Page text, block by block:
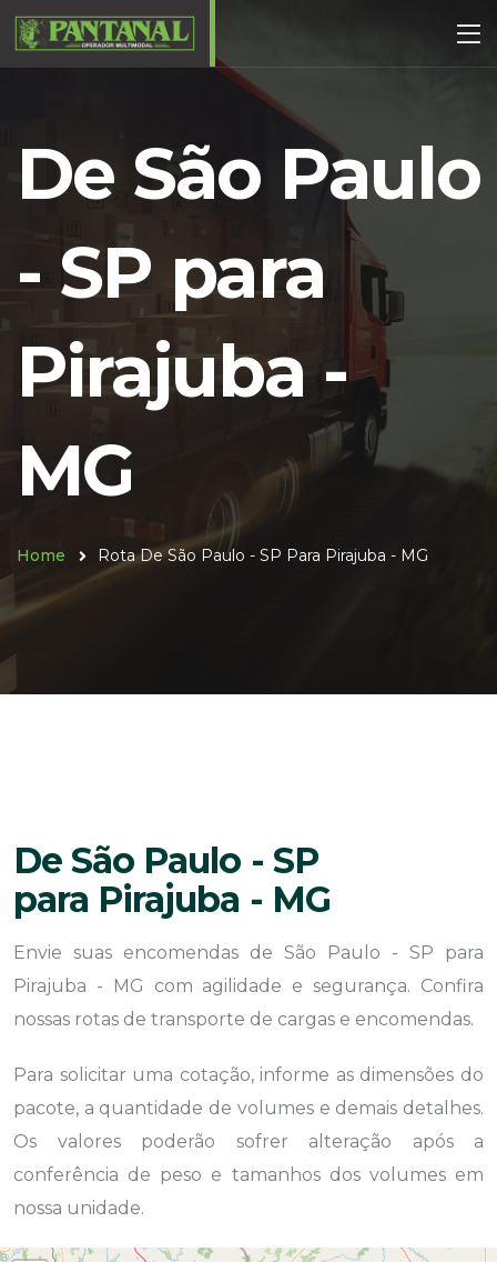
De São Paulo
- SP para
Pirajuba -
MG
Home Rota De São Paulo - SP Para Pirajuba - MG
De São Paulo - SP
para Pirajuba - MG
Envie suas encomendas de São Paulo - SP para
Pirajuba - MG com agilidade e segurança. Confira
nossas rotas de transporte de cargas e encomendas.
Para solicitar uma cotação, informe as dimensões do
pacote, a quantidade de volumes e demais detalhes.
Os valores poderão sofrer alteração após a
conferência de peso e tamanhos dos volumes em
nossa unidade.